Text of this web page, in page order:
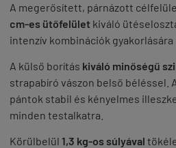
A megerősített, párnázott
cm-es ütőfelület kiváló
intenzív kombinációk gyakorlására
A külső borítás kiváló minőségű
strapabíró vászon belső béléssel.
pántok stabil és kényelmes
minden testalkatra.
Körülbelül 1,3 kg-os súlyával